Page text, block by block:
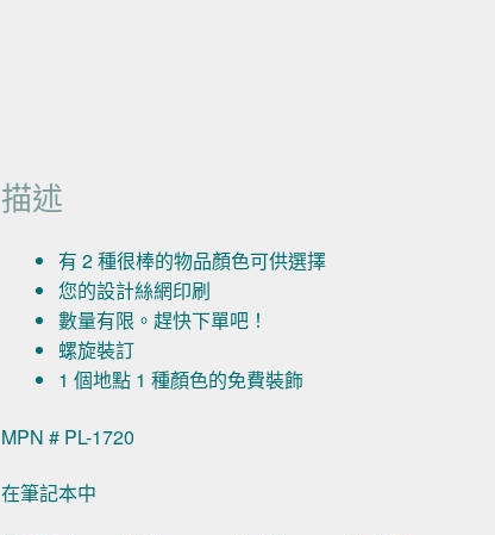
描述
有 2 種很棒的物品顏色可供選擇
您的設計絲網印刷
數量有限。趕快下單吧！
螺旋裝訂
1 個地點 1 種顏色的免費裝飾
MPN # PL-1720
在筆記本中